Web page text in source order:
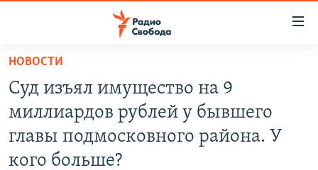
упрощенного
доступа
основному
содержанию
ПОДКАСТЫ
АВТОРСКИЕ ПРОЕКТЫ
ЦИТАТЫ СВОБОДЫ
НОВОСТИ
Суд изъял имущество на 9
миллиардов рублей у бывшего
главы подмосковного района. У
кого больше?